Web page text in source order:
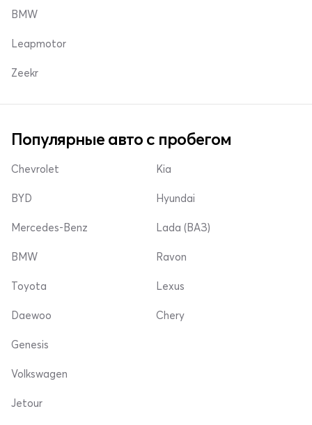
BMW
Leapmotor
Zeekr
Популярные авто с пробегом
Chevrolet
BYD
Mercedes-Benz
Kia
Hyundai
Lada (ВАЗ)
BMW
Toyota
Daewoo
Ravon
Lexus
Chery
Genesis
Volkswagen
Jetour